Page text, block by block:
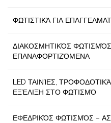
ΦΩΤΙΣΤΙΚΆ ΓΙΑ
ΔΙΑΚΟΣΜΗΤΙΚΌΣ
ΕΠΑΝΑΦΟΡΤΙΖΌΜΕΝΑ
LED ΤΑΙΝΊΕΣ,
ΕΞΈΛΙΞΗ ΣΤΟ ΦΩΤΙΣΜΌ
ΕΦΕΔΡΙΚΌΣ ΦΩΤΙΣΜΌΣ –